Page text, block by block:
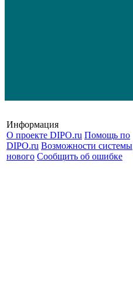
Информация
О проекте DIPO.ru Помощь по
DIPO.ru Возможности системы
нового Сообщить об ошибке